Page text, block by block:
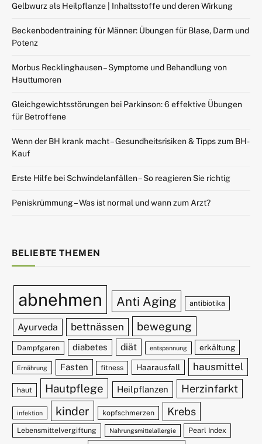
Gelbwurz als Heilpflanze | Inhaltsstoffe und deren Wirkung
Beckenbodentraining für Männer: Übungen für Blase, Darm und
Potenz
Morbus Recklinghausen – Symptome und Behandlung von
Hauttumoren
Gleichgewichtsstörungen bei Parkinson: 6 effektive Übungen
für Betroffene
Wenn der BH krank macht – Gesundheitsrisiken & Tipps zum BH-
Kauf
Erste Hilfe bei Schwindelanfällen – So reagieren Sie richtig
Peniskrümmung – Was ist normal und wann zum Arzt?
BELIEBTE THEMEN
abnehmen Anti Aging antibiotika
Ayurveda bettnässen bewegung
Dampfgaren diabetes diät entspannung erkältung
Ernährung Fasten fitness Haarausfall hausmittel
haut Hautpflege Heilpflanzen Herzinfarkt
infektion kinder kopfschmerzen Krebs
Lebensmittelvergiftung Nahrungsmittelallergie Pearl Index